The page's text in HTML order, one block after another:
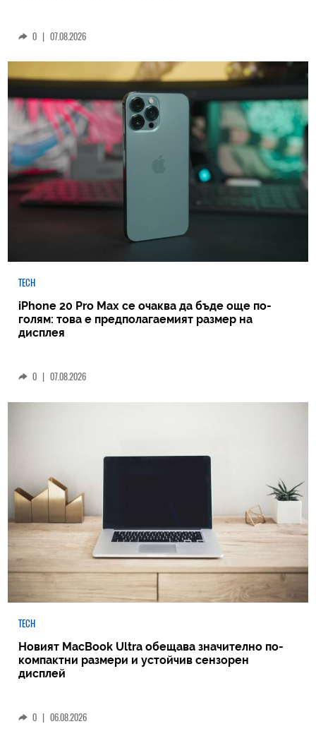
0 | 07.08.2026
TECH
iPhone 20 Pro Max се очаква да бъде още по-
голям: това е предполагаемият размер на
дисплея
0 | 07.08.2026
TECH
Новият MacBook Ultra обещава значително по-
компактни размери и устойчив сензорен
дисплей
0 | 06.08.2026